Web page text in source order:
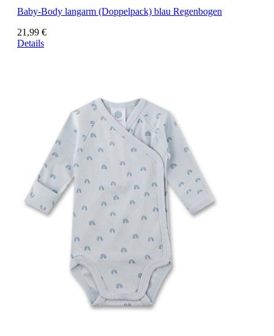
Baby-Body langarm (Doppelpack) blau Regenbogen
21,99 €
Details